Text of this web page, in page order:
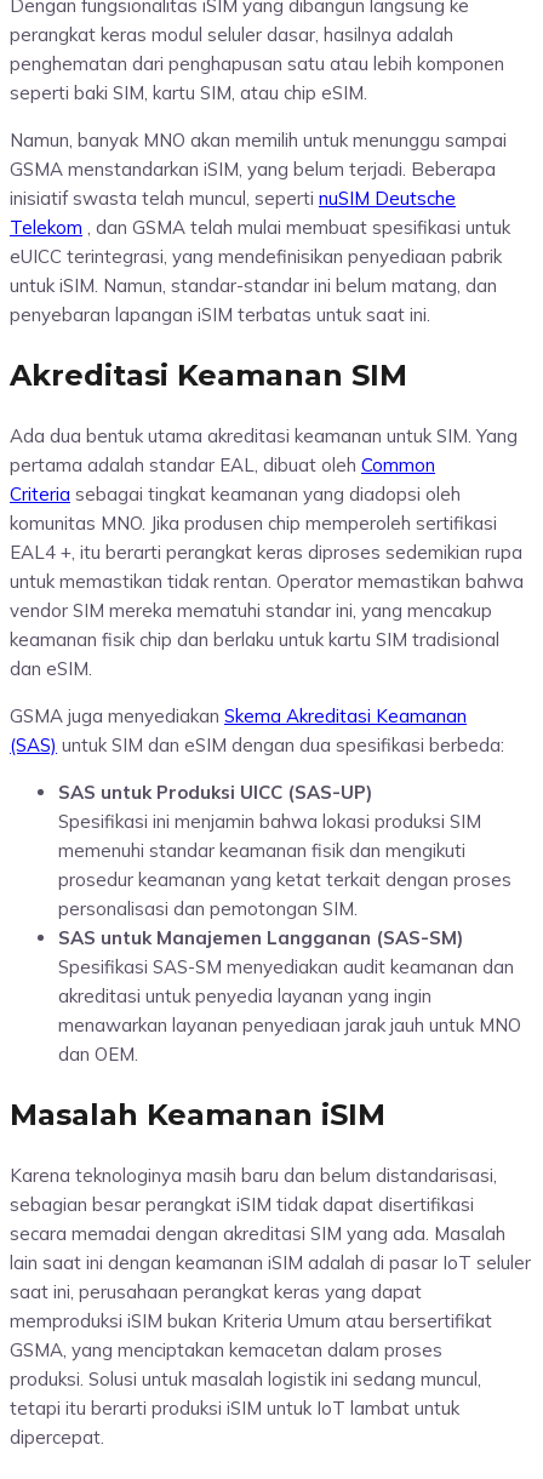
Dengan fungsionalitas iSIM yang dibangun langsung ke
perangkat keras modul seluler dasar, hasilnya adalah
penghematan dari penghapusan satu atau lebih komponen
seperti baki SIM, kartu SIM, atau chip eSIM.
Namun, banyak MNO akan memilih untuk menunggu sampai
GSMA menstandarkan iSIM, yang belum terjadi. Beberapa
inisiatif swasta telah muncul, seperti nuSIM Deutsche
Telekom , dan GSMA telah mulai membuat spesifikasi untuk
eUICC terintegrasi, yang mendefinisikan penyediaan pabrik
untuk iSIM. Namun, standar-standar ini belum matang, dan
penyebaran lapangan iSIM terbatas untuk saat ini.
Akreditasi Keamanan SIM
Ada dua bentuk utama akreditasi keamanan untuk SIM. Yang
pertama adalah standar EAL, dibuat oleh Common
Criteria sebagai tingkat keamanan yang diadopsi oleh
komunitas MNO. Jika produsen chip memperoleh sertifikasi
EAL4 +, itu berarti perangkat keras diproses sedemikian rupa
untuk memastikan tidak rentan. Operator memastikan bahwa
vendor SIM mereka mematuhi standar ini, yang mencakup
keamanan fisik chip dan berlaku untuk kartu SIM tradisional
dan eSIM.
GSMA juga menyediakan Skema Akreditasi Keamanan
(SAS) untuk SIM dan eSIM dengan dua spesifikasi berbeda:
SAS untuk Produksi UICC (SAS-UP)
Spesifikasi ini menjamin bahwa lokasi produksi SIM
memenuhi standar keamanan fisik dan mengikuti
prosedur keamanan yang ketat terkait dengan proses
personalisasi dan pemotongan SIM.
SAS untuk Manajemen Langganan (SAS-SM)
Spesifikasi SAS-SM menyediakan audit keamanan dan
akreditasi untuk penyedia layanan yang ingin
menawarkan layanan penyediaan jarak jauh untuk MNO
dan OEM.
Masalah Keamanan iSIM
Karena teknologinya masih baru dan belum distandarisasi,
sebagian besar perangkat iSIM tidak dapat disertifikasi
secara memadai dengan akreditasi SIM yang ada. Masalah
lain saat ini dengan keamanan iSIM adalah di pasar IoT seluler
saat ini, perusahaan perangkat keras yang dapat
memproduksi iSIM bukan Kriteria Umum atau bersertifikat
GSMA, yang menciptakan kemacetan dalam proses
produksi. Solusi untuk masalah logistik ini sedang muncul,
tetapi itu berarti produksi iSIM untuk IoT lambat untuk
dipercepat.